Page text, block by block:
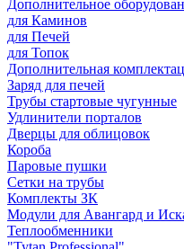
Дополнительное
для Каминов
для Печей
для Топок
Дополнительная
Заряд для печей
Трубы стартовые чугунные
Удлинители порталов
Дверцы для облицовок
Короба
Паровые пушки
Сетки на трубы
Комплекты ЗК
Модули для Авангард и
Теплообменники